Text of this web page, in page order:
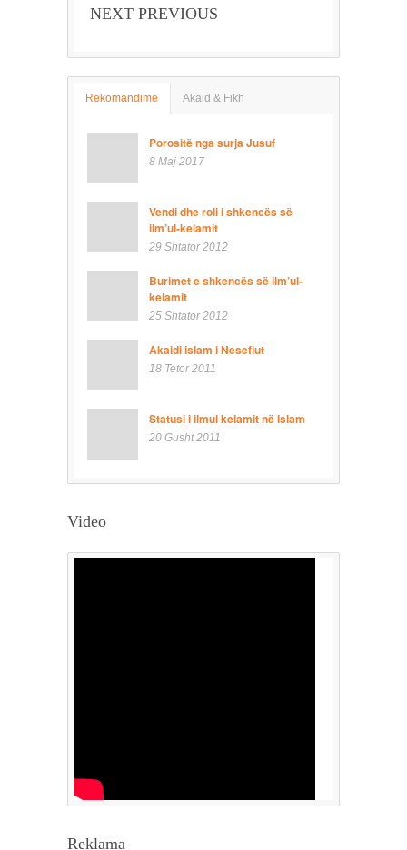
NEXT PREVIOUS
Rekomandime Akaid & Fikh
Porositë nga surja Jusuf
8 Maj 2017
Vendi dhe roli i shkencës së
ilm’ul-kelamit
29 Shtator 2012
Burimet e shkencës së ilm’ul-
kelamit
25 Shtator 2012
Akaidi islam i Nesefiut
18 Tetor 2011
Statusi i ilmul kelamit në Islam
20 Gusht 2011
Video
Reklama